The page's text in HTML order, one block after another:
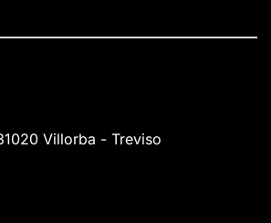
Villorba - Treviso